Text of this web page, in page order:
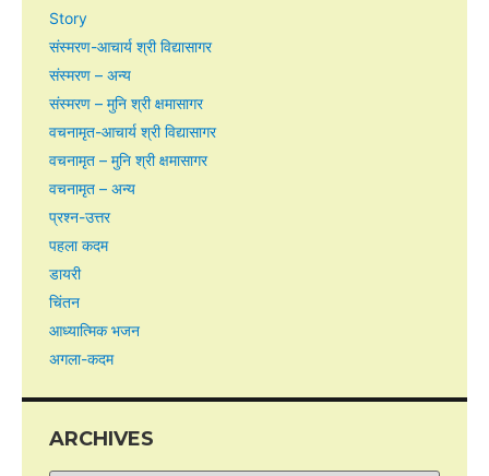
Story
संस्मरण-आचार्य श्री विद्यासागर
संस्मरण – अन्य
संस्मरण – मुनि श्री क्षमासागर
वचनामृत-आचार्य श्री विद्यासागर
वचनामृत – मुनि श्री क्षमासागर
वचनामृत – अन्य
प्रश्न-उत्तर
पहला कदम
डायरी
चिंतन
आध्यात्मिक भजन
अगला-कदम
ARCHIVES